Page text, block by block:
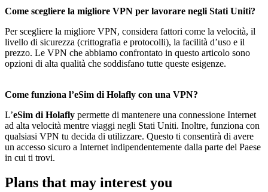
Come scegliere la migliore VPN per lavorare negli Stati Uniti?
Per scegliere la migliore VPN, considera fattori come la velocità, il
livello di sicurezza (crittografia e protocolli), la facilità d’uso e il
prezzo. Le VPN che abbiamo confrontato in questo articolo sono
opzioni di alta qualità che soddisfano tutte queste esigenze.
Come funziona l’eSim di Holafly con una VPN?
L’eSim di Holafly permette di mantenere una connessione Internet
ad alta velocità mentre viaggi negli Stati Uniti. Inoltre, funziona con
qualsiasi VPN tu decida di utilizzare. Questo ti consentirà di avere
un accesso sicuro a Internet indipendentemente dalla parte del Paese
in cui ti trovi.
Plans that may interest you